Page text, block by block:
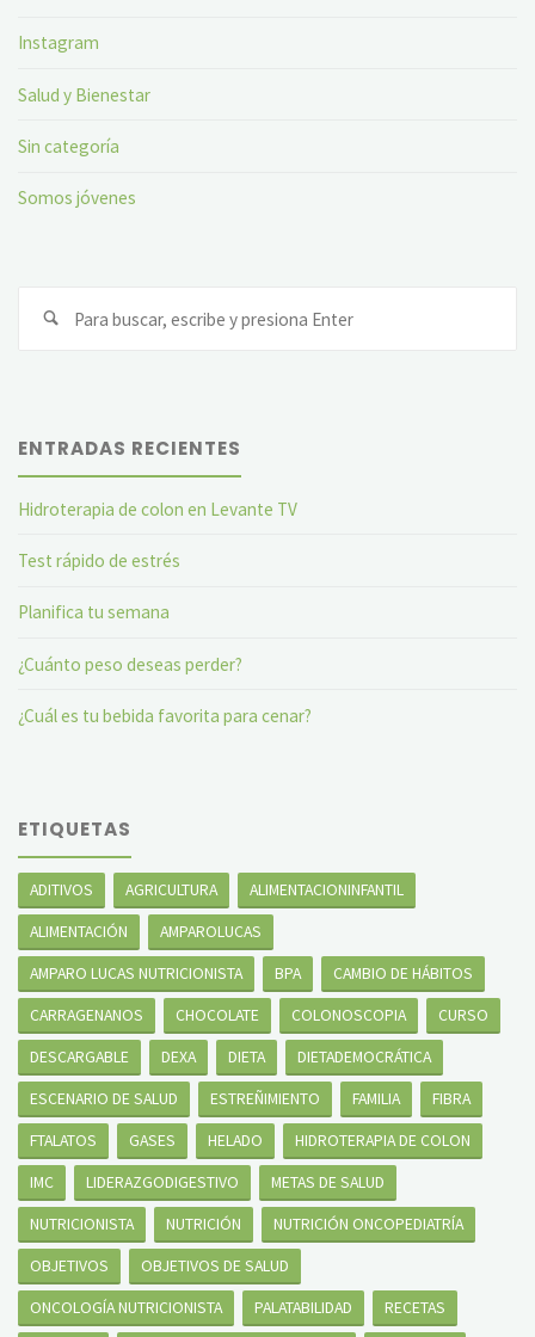
Instagram
Salud y Bienestar
Sin categoría
Somos jóvenes
ENTRADAS RECIENTES
Hidroterapia de colon en Levante TV
Test rápido de estrés
Planifica tu semana
¿Cuánto peso deseas perder?
¿Cuál es tu bebida favorita para cenar?
ETIQUETAS
ADITIVOS AGRICULTURA
ALIMENTACIONINFANTIL
ALIMENTACIÓN
AMPAROLUCAS
AMPARO LUCAS NUTRICIONISTA
BPA
CAMBIO DE HÁBITOS
CARRAGENANOS
CHOCOLATE COLONOSCOPIA
CURSO
DESCARGABLE
DEXA DIETA
DIETADEMOCRÁTICA
ESCENARIO DE SALUD
ESTREÑIMIENTO FAMILIA
FIBRA
FTALATOS
GASES HELADO
HIDROTERAPIA DE COLON
IMC
LIDERAZGODIGESTIVO
METAS DE SALUD
NUTRICIONISTA
NUTRICIÓN
NUTRICIÓN ONCOPEDIATRÍA
OBJETIVOS
OBJETIVOS DE SALUD
ONCOLOGÍA NUTRICIONISTA
PALATABILIDAD
RECETAS